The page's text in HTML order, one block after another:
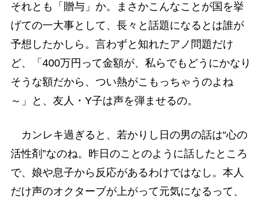
それとも「贈与」か。まさかこんなことが国を挙
げての一大事として、長々と話題になるとは誰が
予想したかしら。言わずと知れたアノ問題だけ
ど、「400万円って金額が、私らでもどうにかなり
そうな額だから、つい熱がこもっちゃうのよね
～」と、友人・Y子は声を弾ませるの。
カンレキ過ぎると、若かりし日の男の話は“心の
活性剤”なのね。昨日のことのように話したところ
で、娘や息子から反応があるわけではなし。本人
だけ声のオクターブが上がって元気になるって、